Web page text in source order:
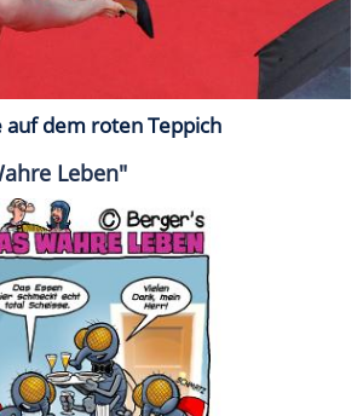
dem roten Teppich
Leben"